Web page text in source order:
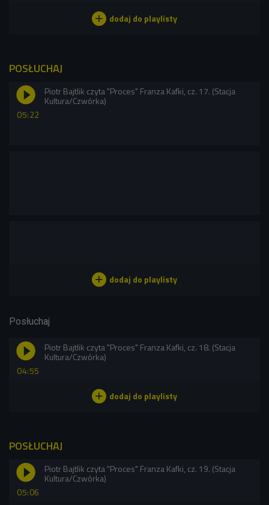
POSŁUCHAJ
05:22
Piotr Bajtlik czyta "Proces" Franza Kafki, cz. 17. (Stacja
Kultura/Czwórka)
Posłuchaj
04:55
Piotr Bajtlik czyta "Proces" Franza Kafki, cz. 18. (Stacja
Kultura/Czwórka)
POSŁUCHAJ
05:06
Piotr Bajtlik czyta "Proces" Franza Kafki, cz. 19. (Stacja
Kultura/Czwórka)